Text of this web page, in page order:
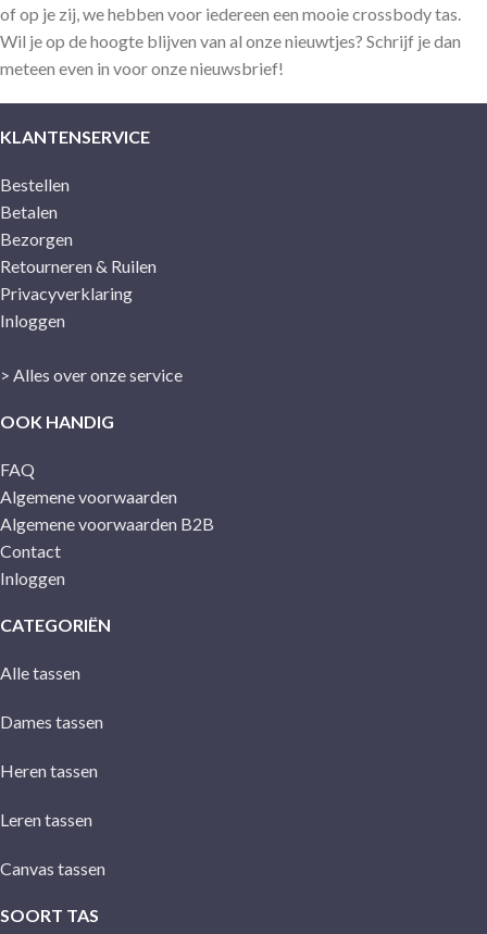
of op je zij, we hebben voor iedereen een mooie crossbody tas.
Wil je op de hoogte blijven van al onze nieuwtjes? Schrijf je dan
meteen even in voor onze nieuwsbrief!
KLANTENSERVICE
Bestellen
Betalen
Bezorgen
Retourneren & Ruilen
Privacyverklaring
Inloggen
> Alles over onze service
OOK HANDIG
FAQ
Algemene voorwaarden
Algemene voorwaarden B2B
Contact
Inloggen
CATEGORIËN
Alle tassen
Dames tassen
Heren tassen
Leren tassen
Canvas tassen
SOORT TAS